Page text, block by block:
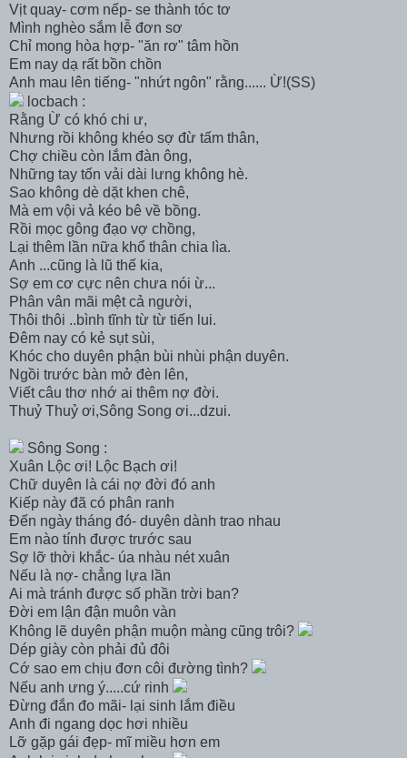
Vịt quay- cơm nếp- se thành tóc tơ
Mình nghèo sắm lễ đơn sơ
Chỉ mong hòa hợp- "ăn rơ" tâm hồn
Em nay dạ rất bồn chồn
Anh mau lên tiếng- "nhứt ngôn" rằng...... Ừ!(SS)
locbach :
Rằng Ừ có khó chi ư,
Nhưng rồi không khéo sợ đừ tấm thân,
Chợ chiều còn lắm đàn ông,
Những tay tốn vải dài lưng không hè.
Sao không dè dặt khen chê,
Mà em vội vả kéo bê về bồng.
Rồi mọc gông đạo vợ chồng,
Lại thêm lần nữa khổ thân chia lìa.
Anh ...cũng là lũ thế kia,
Sợ em cơ cực nên chưa nói ừ...
Phân vân mãi mệt cả người,
Thôi thôi ..bình tĩnh từ từ tiến lui.
Đêm nay có kẻ sụt sùi,
Khóc cho duyên phận bùi nhùi phận duyên.
Ngồi trước bàn mở đèn lên,
Viết câu thơ nhớ ai thêm nợ đời.
Thuỷ Thuỷ ơi,Sông Song ơi...dzui.
Sông Song :
Xuân Lộc ơi! Lộc Bạch ơi!
Chữ duyên là cái nợ đời đó anh
Kiếp này đã có phân ranh
Đến ngày tháng đó- duyên dành trao nhau
Em nào tính được trước sau
Sợ lỡ thời khắc- úa nhàu nét xuân
Nếu là nợ- chẳng lựa lần
Ai mà tránh được số phần trời ban?
Đời em lận đận muôn vàn
Không lẽ duyên phận muộn màng cũng trôi?
Dép giày còn phải đủ đôi
Cớ sao em chịu đơn côi đường tình?
Nếu anh ưng ý.....cứ rinh
Đừng đắn đo mãi- lại sinh lắm điều
Anh đi ngang dọc hơi nhiều
Lỡ gặp gái đẹp- mĩ miều hơn em